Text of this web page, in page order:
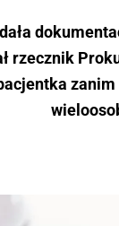
rzecznik